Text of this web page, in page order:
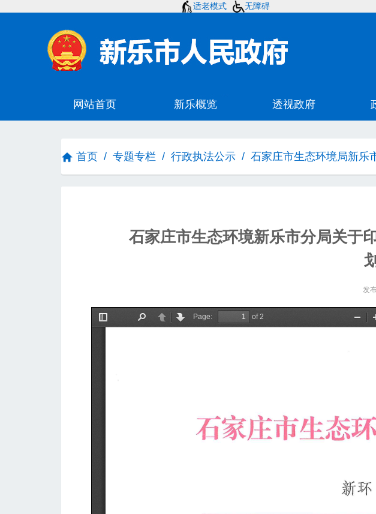
适老模式 无障碍
首页 / 专题专栏 / 行政执法公示 / 石家庄市生态环境局新乐
石家庄市生态环境新乐市分局关于
发